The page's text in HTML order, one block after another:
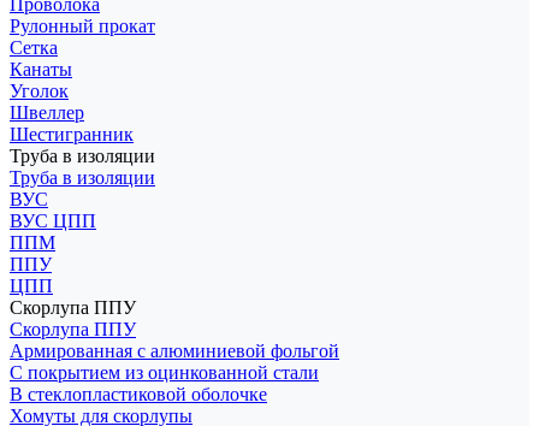
Проволока
Рулонный прокат
Сетка
Канаты
Уголок
Швеллер
Шестигранник
Труба в изоляции
Труба в изоляции
ВУС
ВУС ЦПП
ППМ
ППУ
ЦПП
Скорлупа ППУ
Скорлупа ППУ
Армированная с алюминиевой фольгой
С покрытием из оцинкованной стали
В стеклопластиковой оболочке
Хомуты для скорлупы